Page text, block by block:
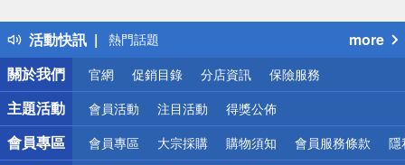
活動快訊
得獎公告
熱門話題
銀行優惠
偏遠地區配送
詐騙網頁！請小心！
more
關於我們
官網 促銷目錄 分店資訊 保險服務
主題活動 會員活動 注目活動 得獎公佈
會員專區 會員專區 大宗採購 購物須知 會員服務條款 隱